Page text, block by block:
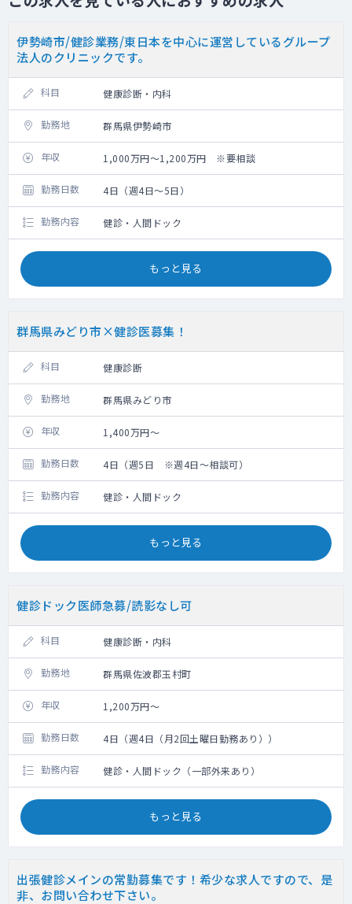
伊勢崎市/健診業務/東日本を中心に運営しているグループ
法人のクリニックです。
科目 健康診断・内科
勤務地 群馬県伊勢崎市
年収 1,000万円～1,200万円 ※要相談
勤務日数 4日（週4日～5日）
勤務内容 健診・人間ドック
もっと見る
群馬県みどり市×健診医募集！
科目 健康診断
勤務地 群馬県みどり市
年収 1,400万円～
勤務日数 4日（週5日 ※週4日～相談可）
勤務内容 健診・人間ドック
もっと見る
健診ドック医師急募/読影なし可
科目 健康診断・内科
勤務地 群馬県佐波郡玉村町
年収 1,200万円～
勤務日数 4日（週4日（月2回土曜日勤務あり））
勤務内容 健診・人間ドック（一部外来あり）
もっと見る
出張健診メインの常勤募集です！希少な求人ですので、是
非、お問い合わせ下さい。